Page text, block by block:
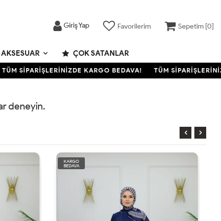
Giriş Yap Favorilerim Sepetim [0]
AKSESUAR ÇOK SATANLAR
SİPARİŞLERİNİZDE KARGO BEDAVA! TÜM
deneyin.
KARGO
BEDAVA